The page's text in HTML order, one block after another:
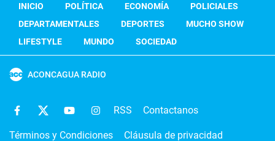
INICIO POLÍTICA ECONOMÍA
POLICIALES
DEPARTAMENTALES
DEPORTES
MUCHO SHOW
LIFESTYLE
MUNDO SOCIEDAD
ACONCAGUA RADIO
RSS Contactanos
Términos y Condiciones Cláusula de privacidad